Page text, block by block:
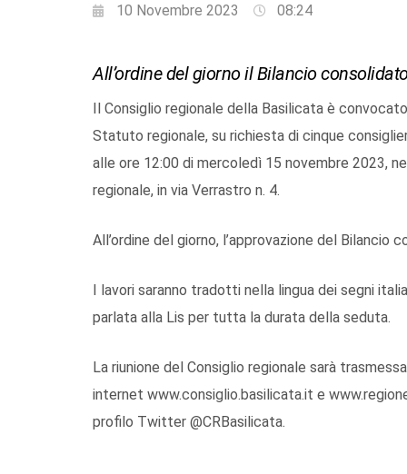
10 Novembre 2023 08:24
All’ordine del giorno il Bilancio
Il Consiglio regionale della Basilicata è
Statuto regionale, su richiesta di cinque
alle ore 12:00 di mercoledì 15 novembre 2023,
regionale, in via Verrastro n. 4.
All’ordine del giorno, l’approvazione del Bilancio
I lavori saranno tradotti nella lingua dei segni
parlata alla Lis per tutta la durata della seduta.
La riunione del Consiglio regionale sarà
internet www.consiglio.basilicata.it e
profilo Twitter @CRBasilicata.